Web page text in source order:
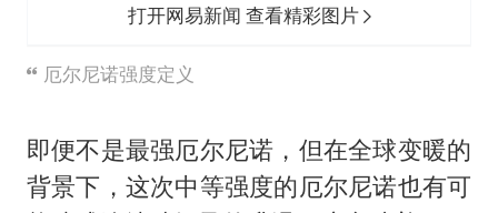
打开网易新闻 查看精彩图片
厄尔尼诺强度定义
即便不是最强厄尔尼诺，但在全球变暖的
背景下，这次中等强度的厄尔尼诺也有可